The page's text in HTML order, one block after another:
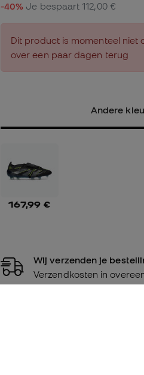
-40% Je bespaart 112,00 €
Dit product is momenteel niet
over een paar dagen terug
Andere
167,99 €
Wij verzenden je
Verzendkosten in
Cheque of dit product